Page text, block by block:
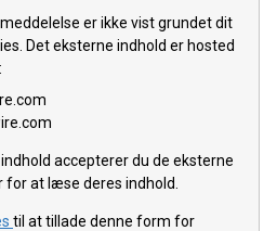
er ikke vist grundet dit
Det eksterne indhold er hosted
accepterer du de eksterne
for at læse deres indhold.
til at tillade denne form for